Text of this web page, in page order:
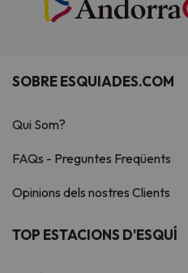
SOBRE ESQUIADES.COM
Qui Som?
FAQs - Preguntes Freqüents
Opinions dels nostres Clients
TOP ESTACIONS D'ESQUÍ